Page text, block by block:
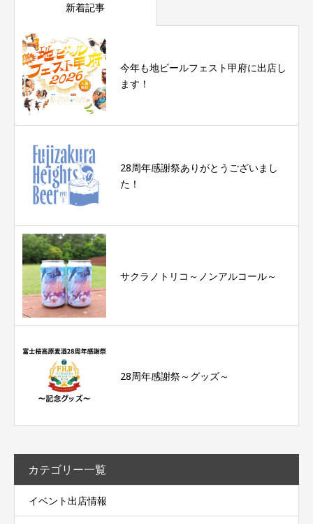
新着記事
今年も地ビールフェスト甲府に出店し
ます！
28周年感謝祭ありがとうございまし
た！
サクラノトリコ～ノンアルコール～
28周年感謝祭～グッズ～
カテゴリー一覧
イベント出店情報